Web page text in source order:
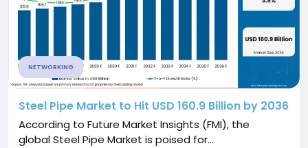
NETWORKING
Steel Pipe Market to Hit USD 160.9 Billion by 2036
According to Future Market Insights (FMI), the
global Steel Pipe Market is poised for...